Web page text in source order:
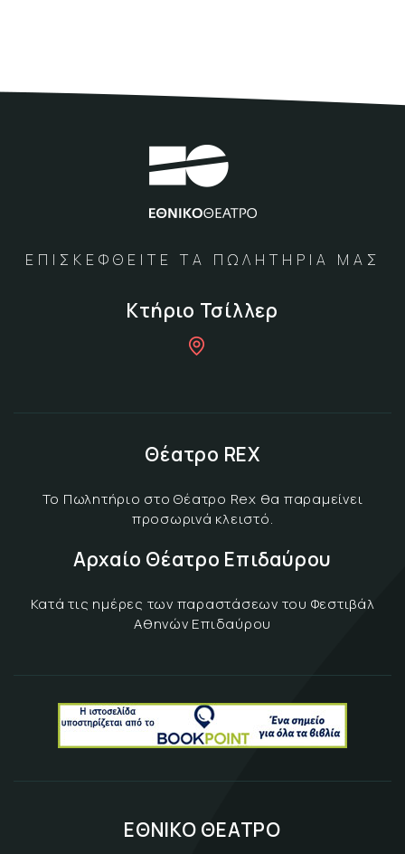
ΕΠΙΣΚΕΦΘΕΙΤΕ ΤΑ ΠΩΛΗΤΗΡΙΑ ΜΑΣ
Κτήριο Τσίλλερ
Θέατρο REX
Το Πωλητήριο στο Θέατρο Rex θα παραμείνει
προσωρινά κλειστό.
Αρχαίο Θέατρο Επιδαύρου
Κατά τις ημέρες των παραστάσεων του Φεστιβάλ
Αθηνών Επιδαύρου
ΕΘΝΙΚΟ ΘΕΑΤΡΟ